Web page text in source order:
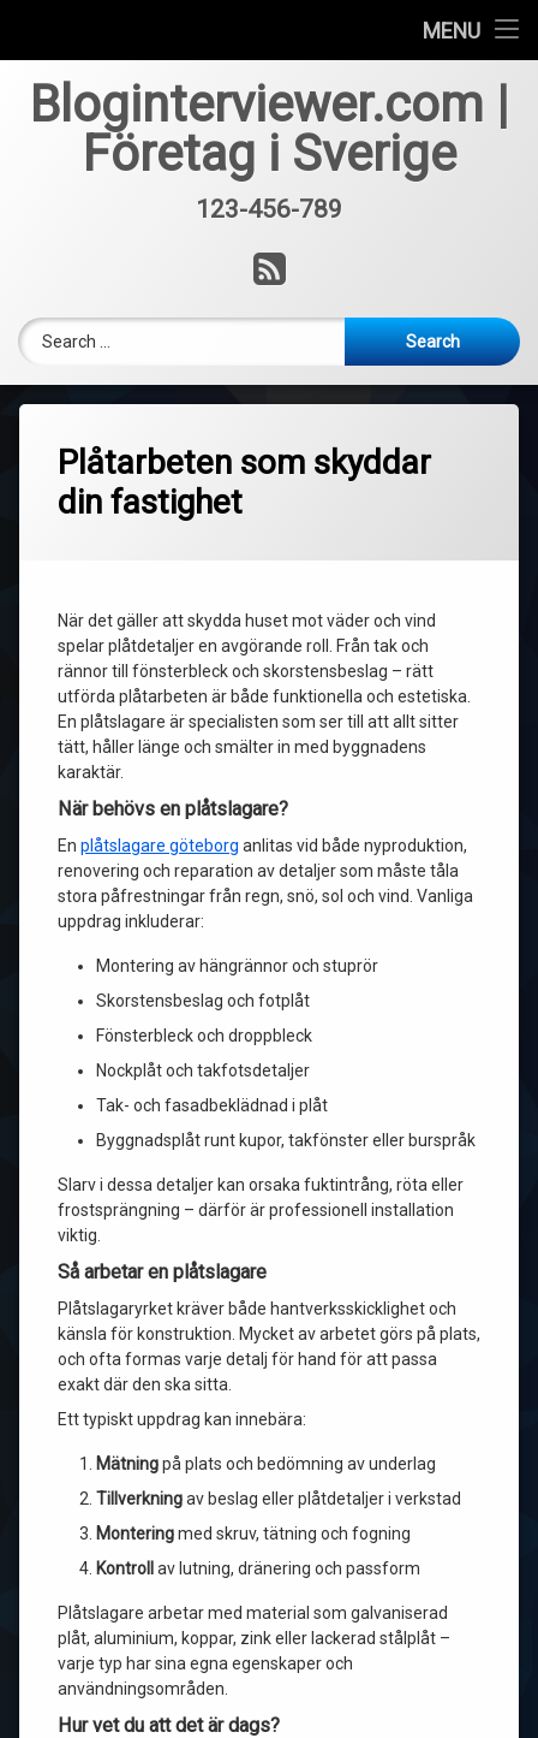
MENU
Hur mycket kostar casino licens?
Vad innebär takrengöring?
contentBloginterviewer.com |
Företag i Sverige
123-456-789
RSS
Search for:
Plåtarbeten som skyddar
din fastighet
När det gäller att skydda huset mot väder och vind
spelar plåtdetaljer en avgörande roll. Från tak och
rännor till fönsterbleck och skorstensbeslag – rätt
utförda plåtarbeten är både funktionella och estetiska.
En plåtslagare är specialisten som ser till att allt sitter
tätt, håller länge och smälter in med byggnadens
karaktär.
När behövs en plåtslagare?
En plåtslagare göteborg anlitas vid både nyproduktion,
renovering och reparation av detaljer som måste tåla
stora påfrestningar från regn, snö, sol och vind. Vanliga
uppdrag inkluderar:
Montering av hängrännor och stuprör
Skorstensbeslag och fotplåt
Fönsterbleck och droppbleck
Nockplåt och takfotsdetaljer
Tak- och fasadbeklädnad i plåt
Byggnadsplåt runt kupor, takfönster eller burspråk
Slarv i dessa detaljer kan orsaka fuktintrång, röta eller
frostsprängning – därför är professionell installation
viktig.
Så arbetar en plåtslagare
Plåtslagaryrket kräver både hantverksskicklighet och
känsla för konstruktion. Mycket av arbetet görs på plats,
och ofta formas varje detalj för hand för att passa
exakt där den ska sitta.
Ett typiskt uppdrag kan innebära:
Mätningpå plats och bedömning av underlag
Tillverkningav beslag eller plåtdetaljer i verkstad
Monteringmed skruv, tätning och fogning
Kontroll av lutning, dränering och passform
Plåtslagare arbetar med material som galvaniserad
plåt, aluminium, koppar, zink eller lackerad stålplåt –
varje typ har sina egna egenskaper och
användningsområden.
Hur vet du att det är dags?